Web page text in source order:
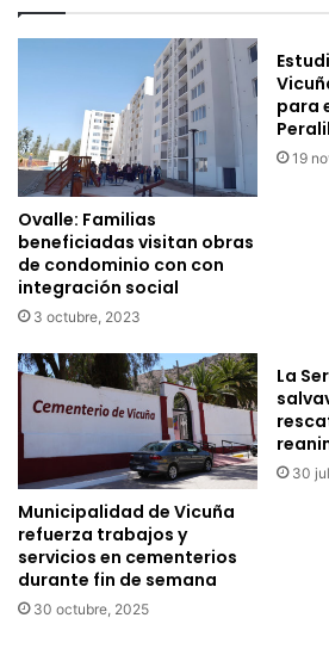
a
:
e
l
b
r
a
c
i
n
l
g
i
o
s
a
d
a
i
n
o
a
s
i
s
t
i
á
c
a
m
p
e
o
n
a
Ovalle: Familias
beneficiadas visitan obras
de condominio con con
integración social
3 octubre, 2023
para
19
Municipalidad de Vicuña
refuerza trabajos y
servicios en cementerios
durante fin de semana
30 octubre, 2025
La
30